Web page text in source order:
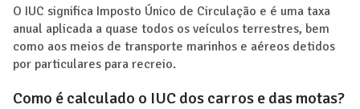
O IUC significa Imposto Único de Circulação e é uma taxa
anual aplicada a quase todos os veículos terrestres, bem
como aos meios de transporte marinhos e aéreos detidos
por particulares para recreio.
Como é calculado o IUC dos carros e das motas?